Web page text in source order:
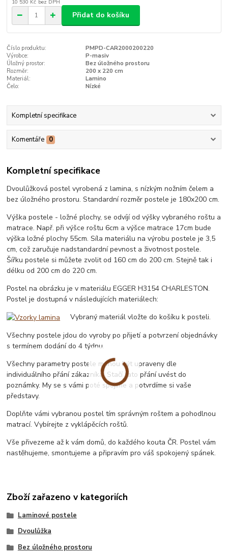
10 530 Kč bez DPH
Přidat do košíku
Číslo produktu:
PMPD-CAR2000200220
Výrobce:
P-masiv
Úložný prostor:
Bez úložného prostoru
Rozměr:
200 x 220 cm
Materiál:
Lamino
Čelo:
Nízké
Kompletní specifikace
Komentáře 0
Kompletní specifikace
Dvoulůžková postel vyrobená z lamina, s nízkým nožním čelem a
bez úložného prostoru. Standardní rozměr postele je 180x200 cm.
Výška postele - ložné plochy, se odvíjí od výšky vybraného roštu a
matrace. Např. při výšce roštu 6cm a výšce matrace 17cm bude
výška ložné plochy 55cm. Síla materiálu na výrobu postele je 3,5
cm, což zaručuje nadstandardní pevnost a životnost postele.
Šířku postele si můžete zvolit od 160 cm do 200 cm. Stejně tak i
délku od 200 cm do 220 cm.
Postel na obrázku je v materiálu EGGER H3154 CHARLESTON.
Postel je dostupná v následujících materiálech:
Vybraný materiál vložte do košíku k posteli.
Všechny postele jdou do vyroby po přijetí a potvrzení objednávky
s termínem dodání do 4 týdnu.
Všechny parametry postele mohou být upraveny dle
individuálního přání zákazníka. Stačí tato přání uvést do
poznámky. My se s vámi poté spojíme a potvrdíme si vaše
představy.
Doplňte vámi vybranou postel tím správným roštem a pohodlnou
matrací. Vybírejte z vyklápěcích roštů.
Vše přivezeme až k vám domů, do každého kouta ČR. Postel vám
nastěhujeme, smontujeme a připravím pro váš spokojený spánek.
Zboží zařazeno v kategoriích
Laminové postele
Dvoulůžka
Bez úložného prostoru